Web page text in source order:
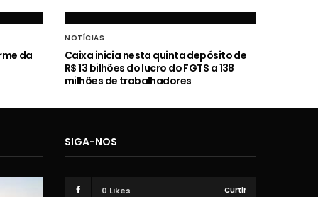
da
NOTÍCIAS
Caixa inicia nesta quinta depósito de
R$ 13 bilhões do lucro do FGTS a 138
milhões de trabalhadores
SIGA-NOS
0 Likes Curtir